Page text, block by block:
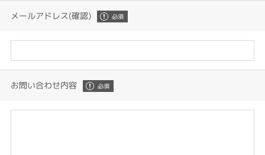
メールアドレス(確認)
お問い合わせ内容